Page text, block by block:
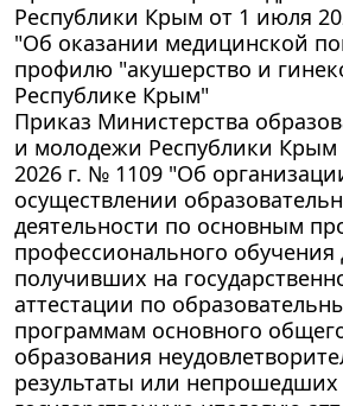
Республики Крым от 1 июля
"Об оказании медицинской
профилю "акушерство и
Республике Крым"
Приказ Министерства
и молодежи Республики Крым
2026 г. № 1109 "Об
осуществлении
деятельности по основным
профессионального обучения
получивших на
аттестации по
программам основного
образования
результаты или непрошедших